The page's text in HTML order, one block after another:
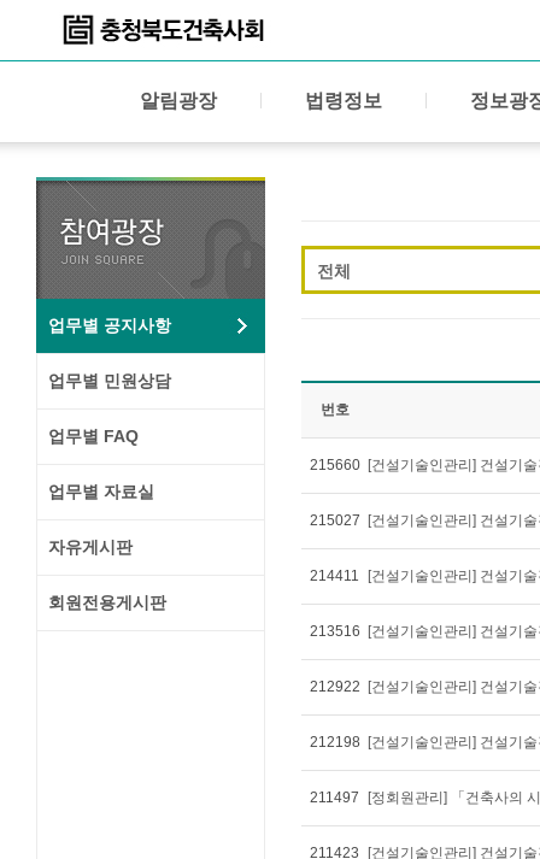
알림광장 법령정보 정보광
업무별 공지사항
업무별 민원상담
업무별 FAQ
업무별 자료실
자유게시판
회원전용게시판
전체
번호
215660 [건설기술인관리] 건설기
215027 [건설기술인관리] 건설기
214411 [건설기술인관리] 건설기
213516 [건설기술인관리] 건설기
212922 [건설기술인관리] 건설기
212198 [건설기술인관리] 건설기
211497 [정회원관리] 「건축사의
211423 [건설기술인관리] 건설기